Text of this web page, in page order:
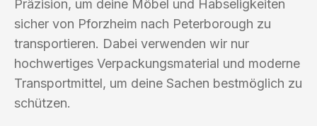
Präzision, um deine Möbel und Habseligkeiten
sicher von Pforzheim nach Peterborough zu
transportieren. Dabei verwenden wir nur
hochwertiges Verpackungsmaterial und moderne
Transportmittel, um deine Sachen bestmöglich zu
schützen.